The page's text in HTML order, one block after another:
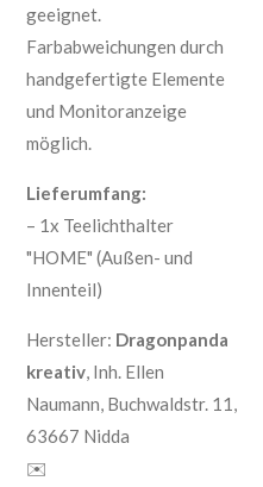
geeignet.
Farbabweichungen durch
handgefertigte Elemente
und Monitoranzeige
möglich.
Lieferumfang:
– 1x Teelichthalter
"HOME" (Außen- und
Innenteil)
Hersteller: Dragonpanda
kreativ, Inh. Ellen
Naumann, Buchwaldstr. 11,
63667 Nidda
✉️